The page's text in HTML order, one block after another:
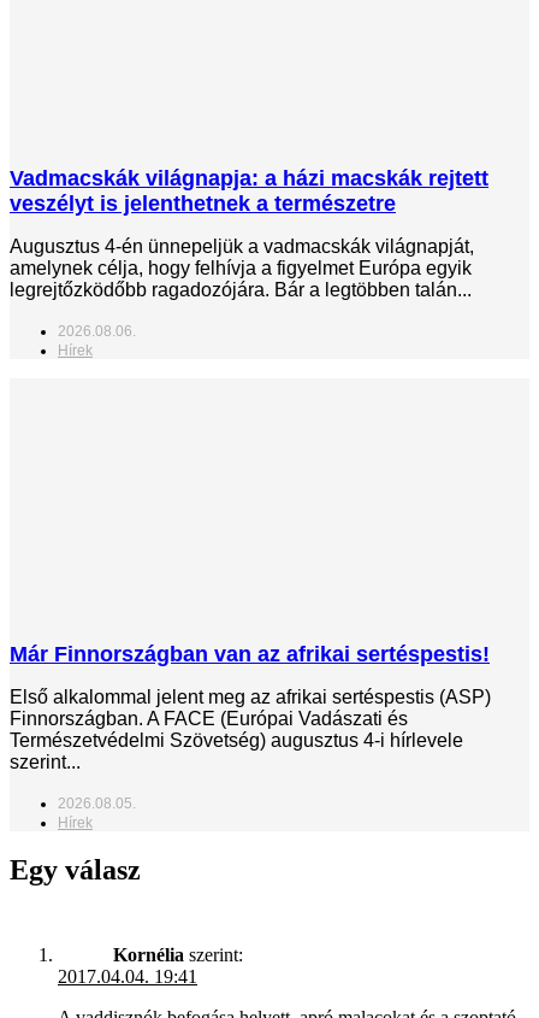
Vadmacskák világnapja: a házi macskák rejtett
veszélyt is jelenthetnek a természetre
Augusztus 4-én ünnepeljük a vadmacskák világnapját,
amelynek célja, hogy felhívja a figyelmet Európa egyik
legrejtőzködőbb ragadozójára. Bár a legtöbben talán...
2026.08.06.
Hírek
Már Finnországban van az afrikai sertéspestis!
Első alkalommal jelent meg az afrikai sertéspestis (ASP)
Finnországban. A FACE (Európai Vadászati és
Természetvédelmi Szövetség) augusztus 4-i hírlevele
szerint...
2026.08.05.
Hírek
Egy válasz
Kornélia szerint:
2017.04.04. 19:41